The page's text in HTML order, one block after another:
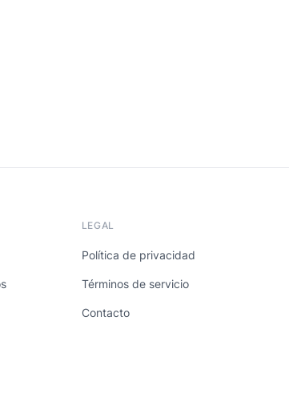
LEGAL
Política de privacidad
Términos de servicio
Contacto